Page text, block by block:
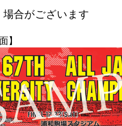
合がございます
】